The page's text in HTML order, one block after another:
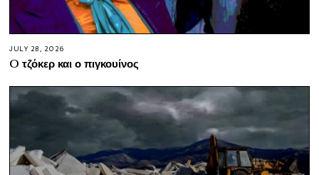
JULY 28, 2026
O τζόκερ και ο πιγκουίνος